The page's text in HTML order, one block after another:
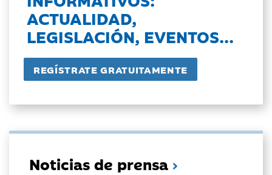
ACTUALIDAD,
LEGISLACIÓN, EVENTOS...
Noticias de prensa